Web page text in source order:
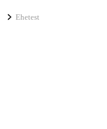
Ehetest